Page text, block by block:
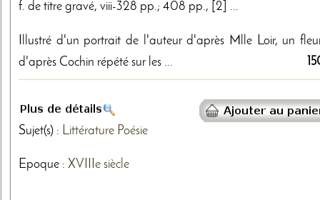
f. de titre gravé, viii-328 pp.; 408 pp., [2] ...
Illustré d'un portrait de l'auteur d'après Mlle Loir, un
d'après Cochin répété sur les ...
Sujet(s) : Littérature Poésie
Epoque : XVIIIe siècle